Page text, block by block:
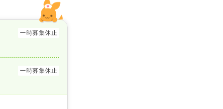
一時募集休止
一時募集休止